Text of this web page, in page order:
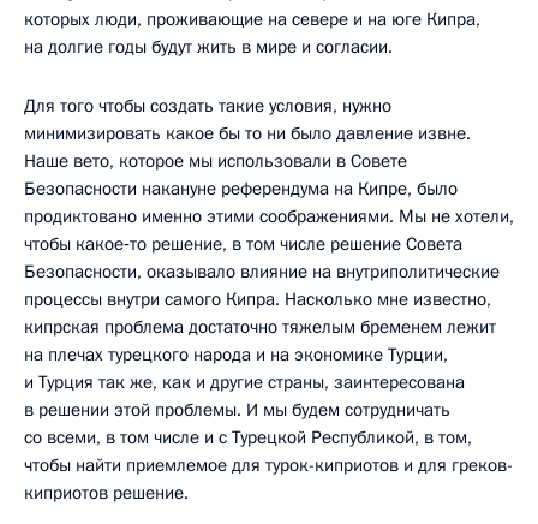
которых люди, проживающие на севере и на юге Кипра,
на долгие годы будут жить в мире и согласии.
Для того чтобы создать такие условия, нужно
минимизировать какое бы то ни было давление извне.
Наше вето, которое мы использовали в Совете
Безопасности накануне референдума на Кипре, было
продиктовано именно этими соображениями. Мы не хотели,
чтобы какое‑то решение, в том числе решение Совета
Безопасности, оказывало влияние на внутриполитические
процессы внутри самого Кипра. Насколько мне известно,
кипрская проблема достаточно тяжелым бременем лежит
на плечах турецкого народа и на экономике Турции,
и Турция так же, как и другие страны, заинтересована
в решении этой проблемы. И мы будем сотрудничать
со всеми, в том числе и с Турецкой Республикой, в том,
чтобы найти приемлемое для турок-киприотов и для греков-
киприотов решение.